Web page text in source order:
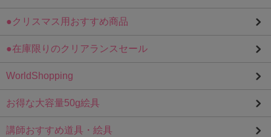
●クリスマス用おすすめ商品
●在庫限りのクリアランスセール
WorldShopping
お得な大容量50g絵具
講師おすすめ道具・絵具